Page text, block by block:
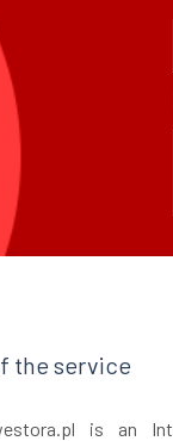
the service
is an